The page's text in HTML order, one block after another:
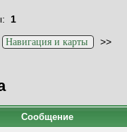
1
Навигация и карты >>
Сообщение